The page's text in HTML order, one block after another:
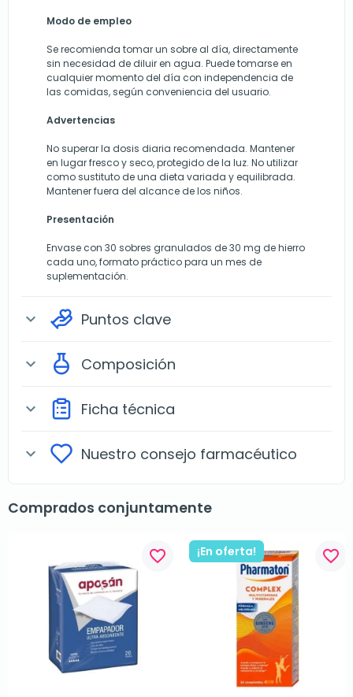
Modo de empleo
Se recomienda tomar un sobre al día, directamente
sin necesidad de diluir en agua. Puede tomarse en
cualquier momento del día con independencia de
las comidas, según conveniencia del usuario.
Advertencias
No superar la dosis diaria recomendada. Mantener
en lugar fresco y seco, protegido de la luz. No utilizar
como sustituto de una dieta variada y equilibrada.
Mantener fuera del alcance de los niños.
Presentación
Envase con 30 sobres granulados de 30 mg de hierro
cada uno, formato práctico para un mes de
suplementación.
expand_more Puntos clave
expand_more Composición
expand_more Ficha técnica
expand_more Nuestro consejo farmacéutico
Comprados conjuntamente
favorite_border ¡En oferta! favorite_border